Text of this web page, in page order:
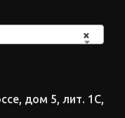
×
дом 5, лит. 1С,